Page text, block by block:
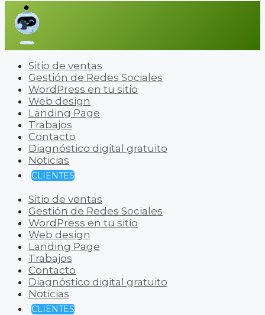
Sitio de ventas
Gestión de Redes Sociales
WordPress en tu sitio
Web design
Landing Page
Trabajos
Contacto
Diagnóstico digital gratuito
Noticias
CLIENTES
Sitio de ventas
Gestión de Redes Sociales
WordPress en tu sitio
Web design
Landing Page
Trabajos
Contacto
Diagnóstico digital gratuito
Noticias
CLIENTES